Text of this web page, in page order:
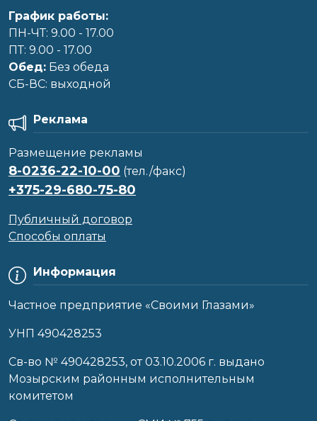
График работы:
ПН-ЧТ: 9.00 - 17.00
ПТ: 9.00 - 17.00
Обед: Без обеда
CБ-ВС: выходной
Информация
Частное предприятие «Своими Глазами»
УНП 490428253
Cв-во № 490428253, от 03.10.2006 г. выдано
Мозырским районным исполнительным
комитетом
Реклама
Размещение рекламы
8-0236-22-10-00 (тел./факс)
+375-29-680-75-80
Публичный договор
Способы оплаты